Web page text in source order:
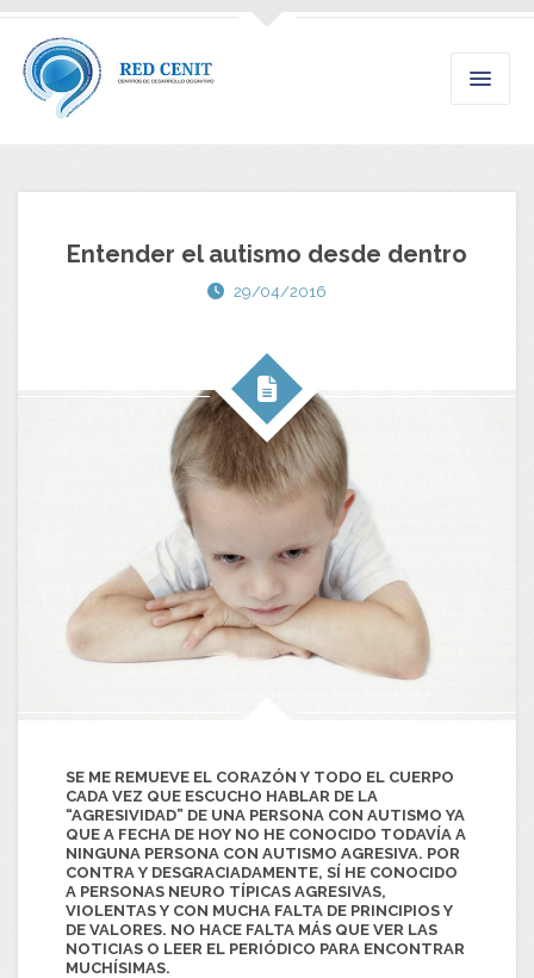
Entender el autismo desde dentro
29/04/2016
SE ME REMUEVE EL CORAZÓN Y TODO EL CUERPO
CADA VEZ QUE ESCUCHO HABLAR DE LA
“AGRESIVIDAD” DE UNA PERSONA CON AUTISMO YA
QUE A FECHA DE HOY NO HE CONOCIDO TODAVÍA A
NINGUNA PERSONA CON AUTISMO AGRESIVA. POR
CONTRA Y DESGRACIADAMENTE, SÍ HE CONOCIDO
A PERSONAS NEURO TÍPICAS AGRESIVAS,
VIOLENTAS Y CON MUCHA FALTA DE PRINCIPIOS Y
DE VALORES. NO HACE FALTA MÁS QUE VER LAS
NOTICIAS O LEER EL PERIÓDICO PARA ENCONTRAR
MUCHÍSIMAS.